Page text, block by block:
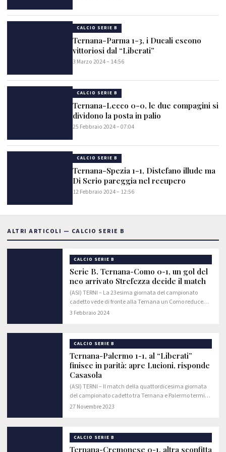
CALCIO SERIE B
Ternana-Parma 1-3, i Ducali escono
vittoriosi dal “Liberati”
3 Marzo 2024 – 14:56
CALCIO SERIE B
Ternana-Lecco 0-0, le due compagini si
dividono la posta in palio
25 Febbraio 2024 – 07:04
CALCIO SERIE B
Ternana-Spezia 1-1, Distefano illude ma
Di Serio pareggia nel recupero
12 Febbraio 2024 – 12:56
ALTRI ARTICOLI — CALCIO SERIE B
CALCIO SERIE B
Serie B. Ternana-Como 0-1, un gol del
neo arrivato Strefezza decide il match
(ASI) TERNI – La 23esima giornata del campionato
cadetto vede di fronte alla Ternana un Como reduce
dallo stop contro l’Ascoli ma reduce da un mercato
3 Febbraio 2024
CALCIO SERIE B
Ternana-Palermo 1-1, al “Liberati”
finisce in parità: apre Lucioni, risponde
Casasola
(ASI) TERNI – Il match della quattordicesima giornata
del campionato cadetto tra Ternana e Palermo termina
in parità (1-1). Al vantaggio iniziale rosanero arrivato
27 Novembre 2023
CALCIO SERIE B
Ternana-Cremonese 0-1, altra sconfitta